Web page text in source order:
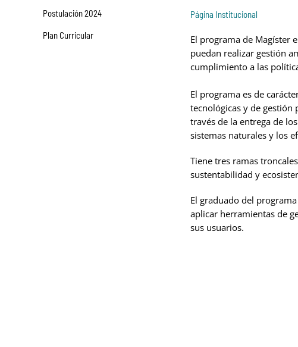
Postulación 2024
Plan Curricular
Página Institucional
El programa de Magíster
puedan realizar gestión
cumplimiento a las
El programa es de
tecnológicas y de
través de la entrega de
sistemas naturales y los
Tiene tres ramas
sustentabilidad y
El graduado del
aplicar herramientas de
sus usuarios.